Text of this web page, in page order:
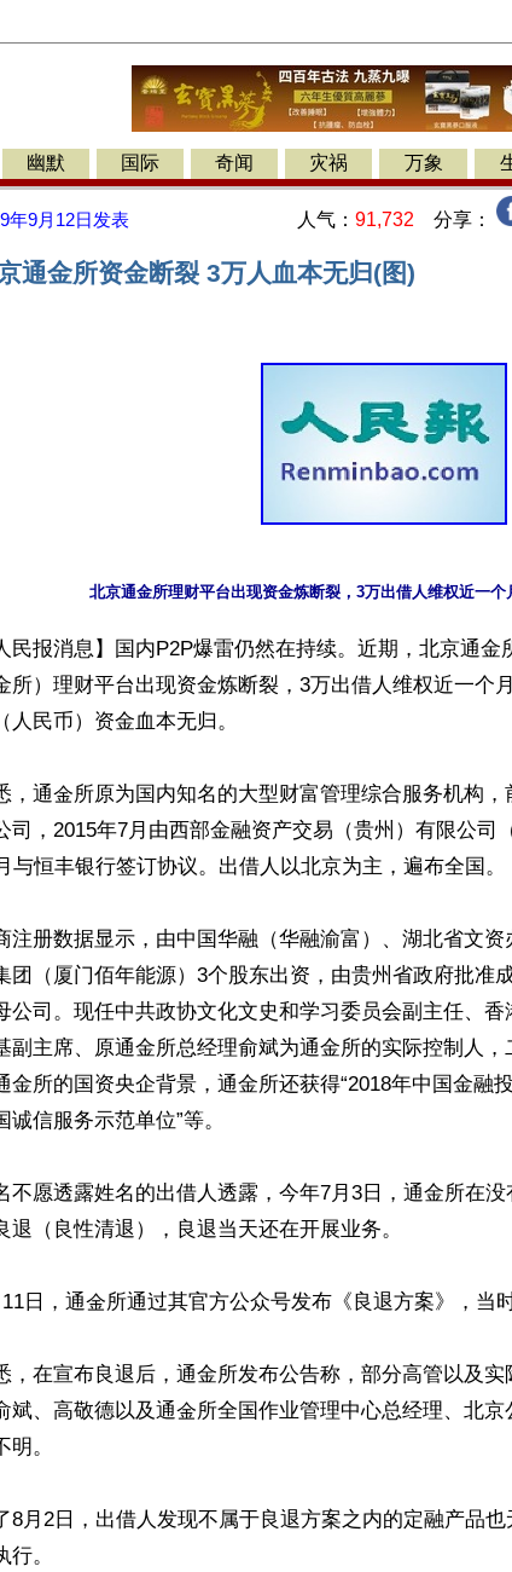
幽默 国际 奇闻 灾祸 万象
年9月12日 发表 人气： 91,732 分享：
通金所资金断裂 3万人血本无归(图)
民报消息】国内P2P爆雷仍然在持续。近期，北京通
所）理财平台出现资金炼断裂，3万出借人维权近一个
人民币）资金血本无归。
，通金所原为国内知名的大型财富管理综合服务机构
司，2015年7月由西部金融资产交易（贵州）有限公司
与恒丰银行签订协议。出借人以北京为主，遍布全国。
注册数据显示，由中国华融（华融渝富）、湖北省文
团（厦门佰年能源）3个股东出资，由贵州省政府批准
公司。现任中共政协文化文史和学习委员会副主任、
副主席、原通金所总经理俞斌为通金所的实际控制人
金所的国资央企背景，通金所还获得“2018年中国金融
诚信服务示范单位”等。
不愿透露姓名的出借人透露，今年7月3日，通金所在
退（良性清退），良退当天还在开展业务。
日，通金所通过其官方公众号发布《良退方案》，当
，在宣布良退后，通金所发布公告称，部分高管以及
斌、高敬德以及通金所全国作业管理中心总经理、北
明。
8月2日，出借人发现不属于良退方案之内的定融产品
行。